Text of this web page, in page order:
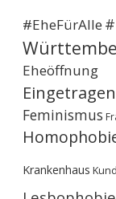
#EheFürAlle
Eheöffnung
Feminismus
Krankenhaus